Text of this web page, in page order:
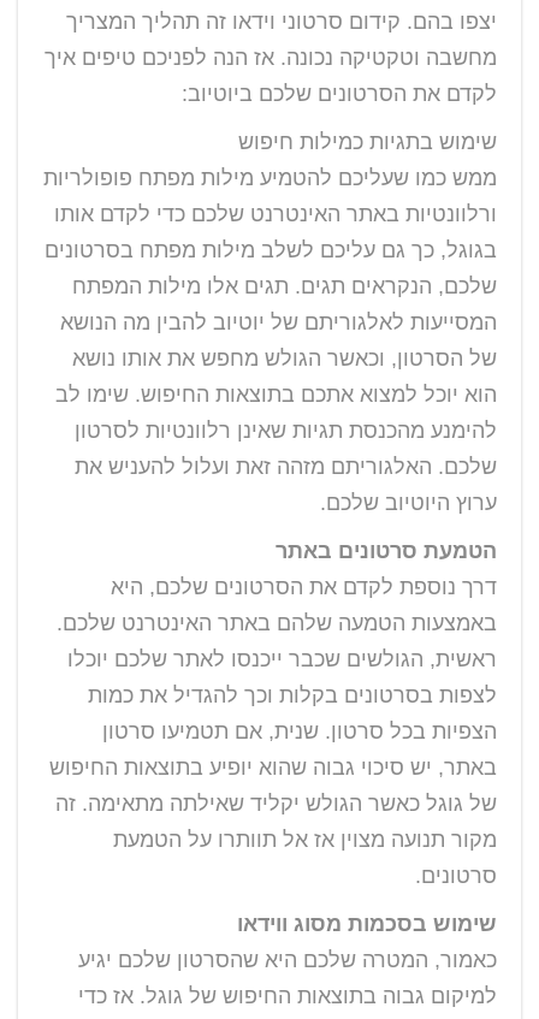
יצפו בהם. קידום סרטוני וידאו זה תהליך המצריך
מחשבה וטקטיקה נכונה. אז הנה לפניכם טיפים איך
לקדם את הסרטונים שלכם ביוטיוב:
שימוש בתגיות כמילות חיפוש
ממש כמו שעליכם להטמיע מילות מפתח פופולריות
ורלוונטיות באתר האינטרנט שלכם כדי לקדם אותו
בגוגל, כך גם עליכם לשלב מילות מפתח בסרטונים
שלכם, הנקראים תגים. תגים אלו מילות המפתח
המסייעות לאלגוריתם של יוטיוב להבין מה הנושא
של הסרטון, וכאשר הגולש מחפש את אותו נושא
הוא יוכל למצוא אתכם בתוצאות החיפוש. שימו לב
להימנע מהכנסת תגיות שאינן רלוונטיות לסרטון
שלכם. האלגוריתם מזהה זאת ועלול להעניש את
ערוץ היוטיוב שלכם.
הטמעת סרטונים באתר
דרך נוספת לקדם את הסרטונים שלכם, היא
באמצעות הטמעה שלהם באתר האינטרנט שלכם.
ראשית, הגולשים שכבר ייכנסו לאתר שלכם יוכלו
לצפות בסרטונים בקלות וכך להגדיל את כמות
הצפיות בכל סרטון. שנית, אם תטמיעו סרטון
באתר, יש סיכוי גבוה שהוא יופיע בתוצאות החיפוש
של גוגל כאשר הגולש יקליד שאילתה מתאימה. זה
מקור תנועה מצוין אז אל תוותרו על הטמעת
סרטונים.
שימוש בסכמות מסוג ווידאו
כאמור, המטרה שלכם היא שהסרטון שלכם יגיע
למיקום גבוה בתוצאות החיפוש של גוגל. אז כדי